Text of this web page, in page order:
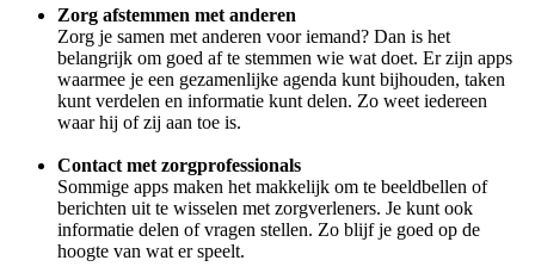
Zorg afstemmen met anderen
Zorg je samen met anderen voor iemand? Dan is het
belangrijk om goed af te stemmen wie wat doet. Er zijn apps
waarmee je een gezamenlijke agenda kunt bijhouden, taken
kunt verdelen en informatie kunt delen. Zo weet iedereen
waar hij of zij aan toe is.
Contact met zorgprofessionals
Sommige apps maken het makkelijk om te beeldbellen of
berichten uit te wisselen met zorgverleners. Je kunt ook
informatie delen of vragen stellen. Zo blijf je goed op de
hoogte van wat er speelt.